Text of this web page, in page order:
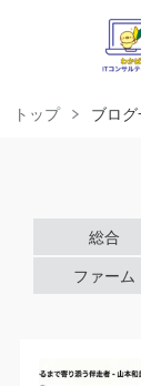
トップ ブロ
総合
ファーム